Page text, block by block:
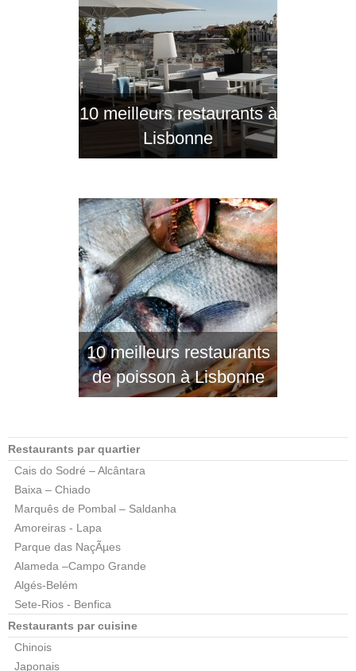
10 meilleurs restaurants à
Lisbonne
10 meilleurs restaurants
de poisson à Lisbonne
Restaurants par quartier
Cais do Sodré – Alcântara
Baixa – Chiado
Marquês de Pombal – Saldanha
Amoreiras - Lapa
Parque das NaçÃµes
Alameda –Campo Grande
Algés-Belém
Sete-Rios - Benfica
Restaurants par cuisine
Chinois
Japonais